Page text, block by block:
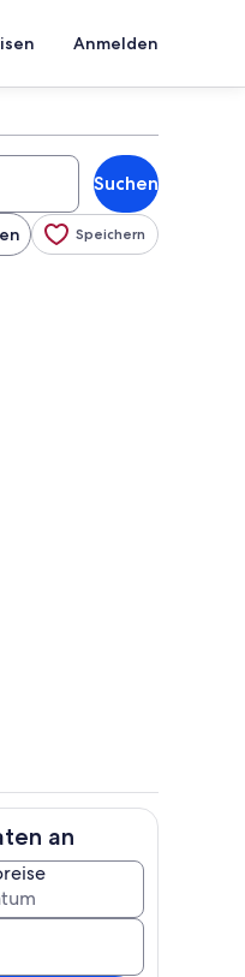
Anmelden
Suchen
Speichern
an